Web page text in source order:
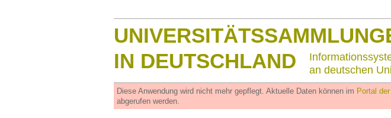
IN DEUTSCHLAND
an deutschen
Diese Anwendung wird nicht mehr gepflegt. Aktuelle Daten können im Portal
abgerufen werden.